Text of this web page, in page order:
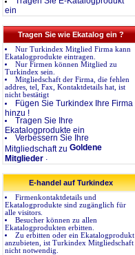
ein
Tragen Sie wie Ekatalog ein ?
Nur Turkindex Mitglied Firma kann
Ekatalogprodukte eintragen.
Nur Firmen können Mitglied zu
Turkindex sein.
Mitgliedschaft der Firma, die fehlen
addres, tel, Fax, Kontaktdetails hat, ist
nicht bestätigt
Fügen Sie Turkindex Ihre Firma
hinzu !
Tragen Sie Ihre
Ekatalogprodukte ein
Verbessern Sie Ihre
Mitgliedschaft zu Goldene
Mitglieder .
E-handel auf Turkindex
Firmenkontaktdetails und
Ekatalogprodukte sind zugänglich für
alle visitors.
Besucher können zu allen
Ekatalogprodukten erbitten.
Zu erbitten oder ein Ekatalogprodukt
anzubieten, ist Turkindex Mitgliedschaft
nicht notwendig.